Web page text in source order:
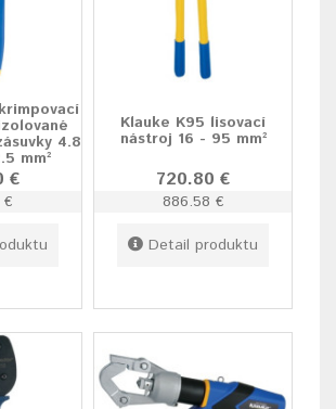
4.8
mm²
€
€
Klauke K95 lisovací
nástroj 16 - 95 mm²
720.80 €
886.58 €
Detail produktu